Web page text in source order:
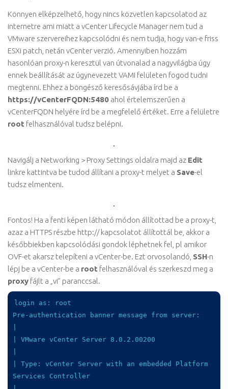
Könnyen elképzelhető, hogy nincs közvetlen kapcsolatod az
internetre ami miatt a vCenter Lifecycle Manager nem tud a
VMware szervereihez kapcsolódni és nem tudja, hogy van-e friss
ESXi patch, netán vCenter verzió. Amennyiben hozzám
hasonlóan proxy-n keresztül van útvonalad a nagyvilágba úgy
ennek beállítását az úgynevezett VAMI felületen fogod tudni
megtenni. Ehhez a böngésző keresősávjába írd be a
https://vCenterFQDN:5480 ahol értelemszerűen a
vCenterFQDN helyére írd be a megfelelő értéket. Erre a felületre
root felhasználóval tudsz belépni.
Navigálj a Networking > Proxy Settings oldalra majd az Edit
linkre kattintva be tudod állítani a proxy-t melyet a Save-el
tudsz elmenteni.
Fontos! Ha a fenti képen látható módon állítottad be a proxy-t,
azaz a HTTPS részbe http:// kapcsolatot állítottál be, akkor a
későbbiekben kapcsolódási gondok léphetnek fel, pl amikor
OVF-et akarsz telepíteni a vCenter-be. Ezt orvosolandó, SSH-n
lépj be a vCenter-be a root felhasználóval és szerkeszd meg a
proxy fájlt a „vi” paranccsal.
login as: root
Pre-authentication banner message from server:
| VMware vCenter Server 8.0.2.00200
| Type: vCenter Server with an embedded Platform
Services Controller